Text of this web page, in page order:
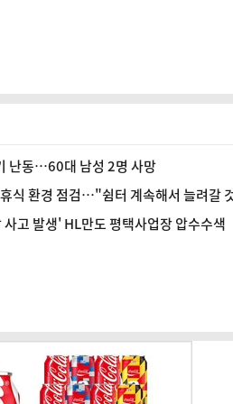
난동…60대 남성 2명 사망
식 환경 점검…"쉼터 계속해서 늘려갈
고 발생' HL만도 평택사업장 압수수색